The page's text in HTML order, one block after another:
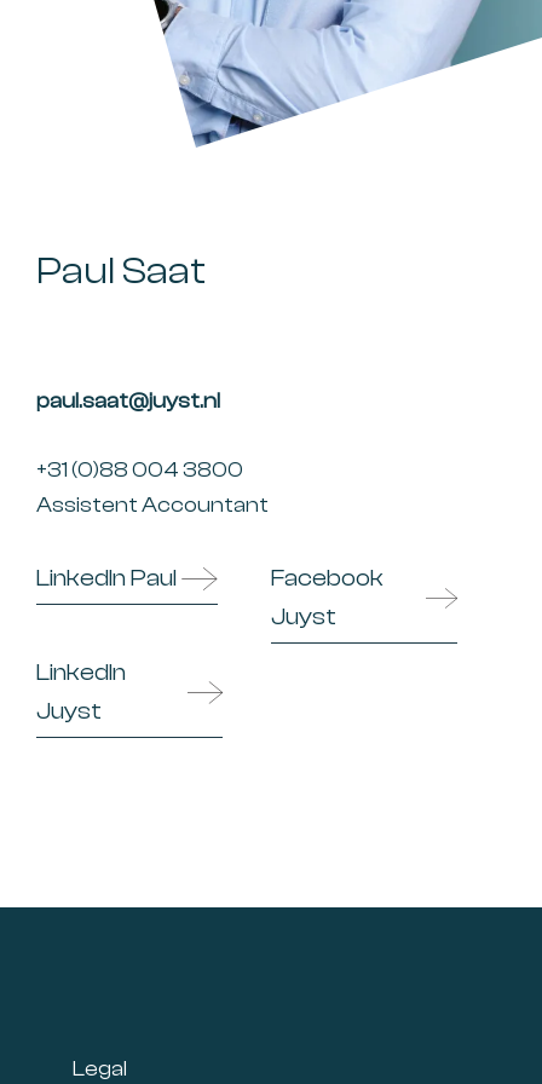
Paul Saat
paul.saat@juyst.nl
+31 (0)88 004 3800
Assistent Accountant
LinkedIn Paul
LinkedIn
Juyst
Facebook
Juyst
Legal